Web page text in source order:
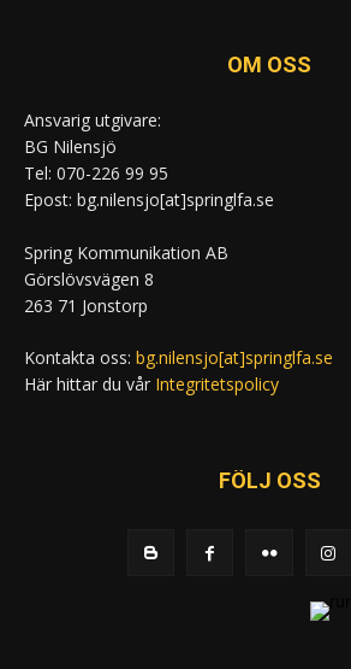
OM OSS
Ansvarig utgivare:
BG Nilensjö
Tel: 070-226 99 95
Epost: bg.nilensjo[at]springlfa.se
Spring Kommunikation AB
Görslövsvägen 8
263 71 Jonstorp
Kontakta oss: bg.nilensjo[at]springlfa.se
Här hittar du vår Integritetspolicy
FÖLJ OSS